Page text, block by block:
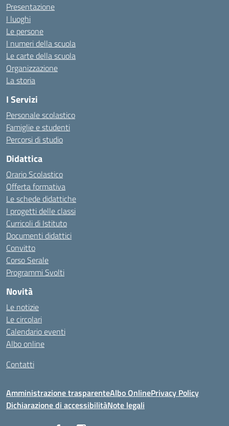
Presentazione
I luoghi
Le persone
I numeri della scuola
Le carte della scuola
Organizzazione
La storia
I Servizi
Personale scolastico
Famiglie e studenti
Percorsi di studio
Didattica
Orario Scolastico
Offerta formativa
Le schede didattiche
I progetti delle classi
Curricoli di Istituto
Documenti didattici
Convitto
Corso Serale
Programmi Svolti
Novità
Le notizie
Le circolari
Calendario eventi
Albo online
Contatti
Amministrazione trasparenteAlbo OnlinePrivacy Policy
Dichiarazione di accessibilitàNote legali